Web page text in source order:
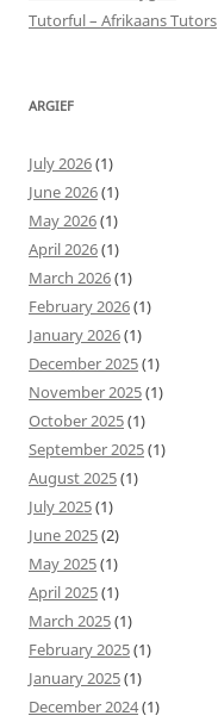
Tutorful – Afrikaans Tutors
ARGIEF
July 2026(1)
June 2026(1)
May 2026(1)
April 2026(1)
March 2026(1)
February 2026(1)
January 2026(1)
December 2025(1)
November 2025(1)
October 2025(1)
September 2025(1)
August 2025(1)
July 2025(1)
June 2025(2)
May 2025(1)
April 2025(1)
March 2025(1)
February 2025(1)
January 2025(1)
December 2024(1)